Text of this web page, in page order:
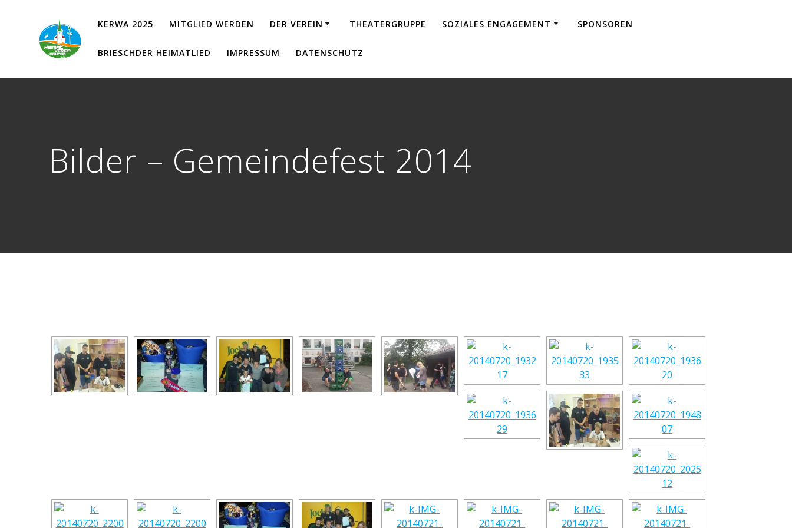
KERWA 2025 MITGLIED WERDEN DER VEREIN THEATERGRUPPE SOZIALES ENGAGEMENT SPONSOREN
BRIESCHDER HEIMATLIED IMPRESSUM DATENSCHUTZ
Bilder – Gemeindefest 2014